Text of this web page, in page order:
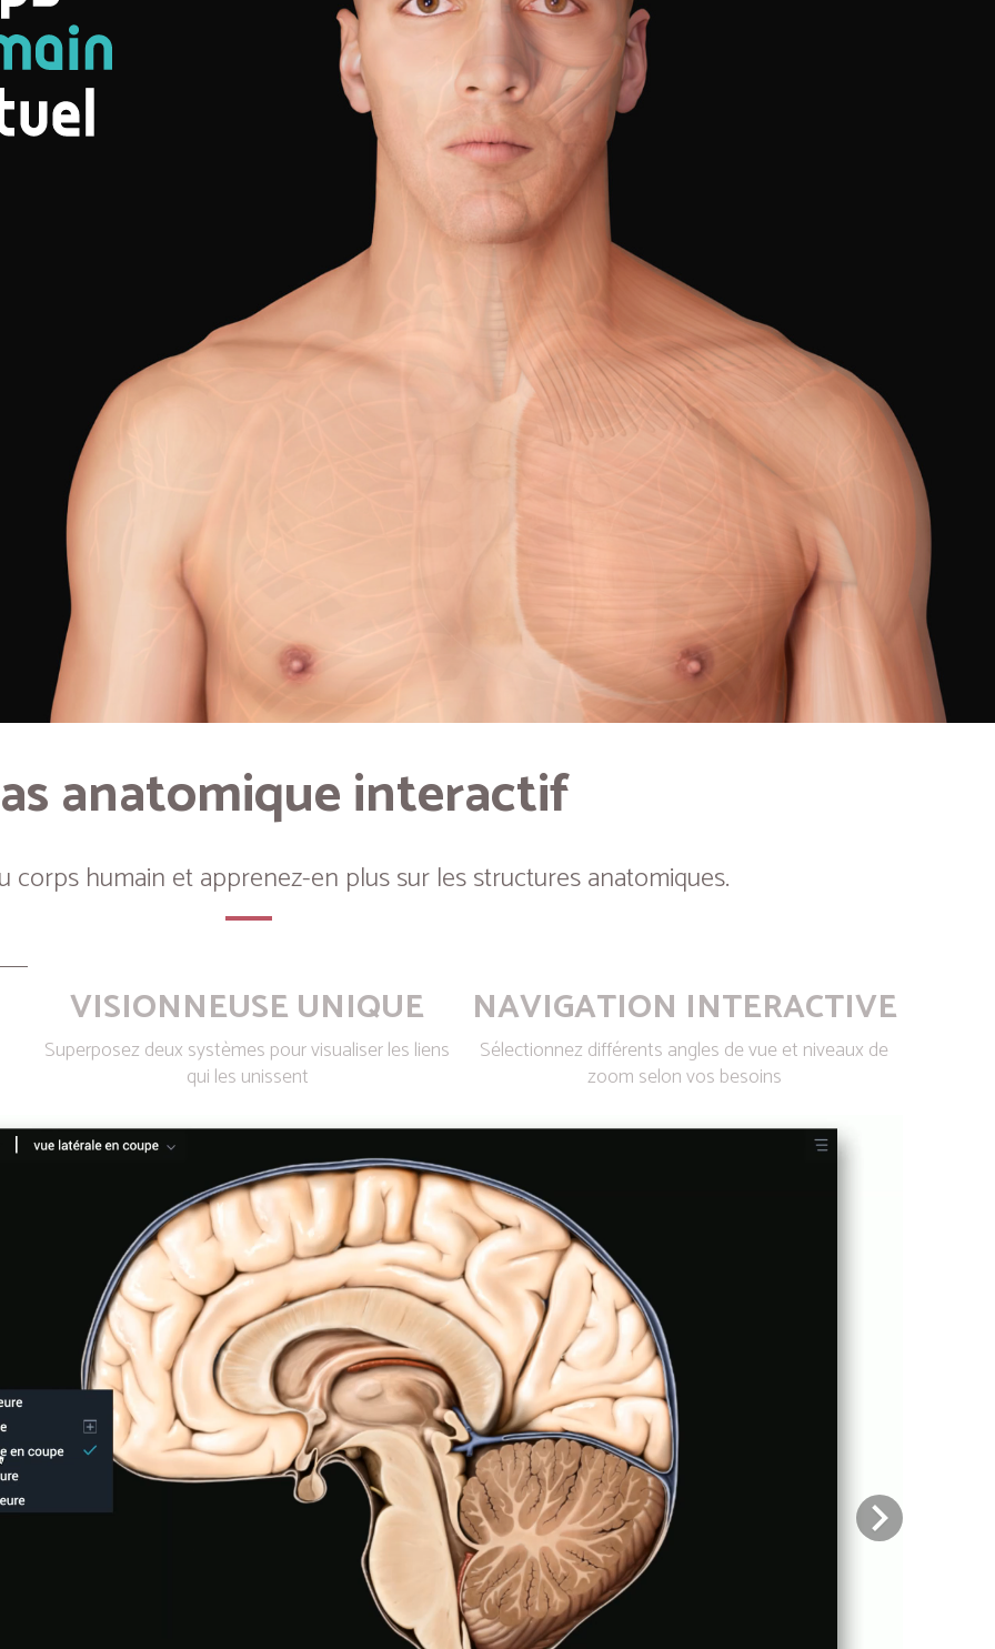
anatomique interactif
corps humain et apprenez-en plus sur les structures anatomiques.
VISIONNEUSE UNIQUE
Superposez deux systèmes pour visualiser les liens
qui les unissent
NAVIGATION INTERACTIVE
Sélectionnez différents angles de vue et niveaux de
zoom selon vos besoins